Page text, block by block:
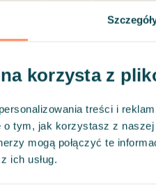
korzysta z
treści i
tym, jak korzystasz z
mogą połączyć te
ich usług.
łącznie "
Platformą
skupione wokół
on-line, szczególnie
usługi na